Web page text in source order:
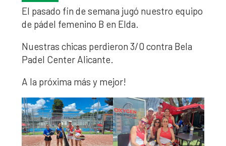
El pasado fin de semana jugó nuestro equipo
de pádel femenino B en Elda.
Nuestras chicas perdieron 3/0 contra Bela
Padel Center Alicante.
A la próxima más y mejor!